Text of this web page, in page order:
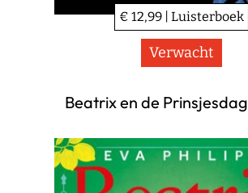
€ 12,99 | Luisterboek
Verwacht
Beatrix en de